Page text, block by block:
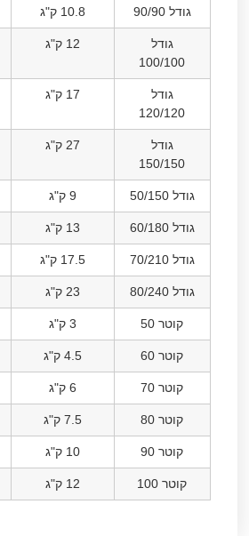
גודל 90/90 10.8 ק"ג
גודל
100/100
12 ק"ג
גודל
120/120
17 ק"ג
גודל
150/150
27 ק"ג
גודל 50/150 9 ק"ג
גודל 60/180 13 ק"ג
גודל 70/210 17.5 ק"ג
גודל 80/240 23 ק"ג
קוטר 50 3 ק"ג
קוטר 60 4.5 ק"ג
קוטר 70 6 ק"ג
קוטר 80 7.5 ק"ג
קוטר 90 10 ק"ג
קוטר 100 12 ק"ג